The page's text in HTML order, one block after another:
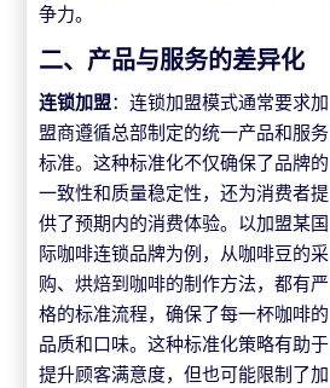
争力。
二、产品与服务的差异化
连锁加盟：连锁加盟模式通常要求加
盟商遵循总部制定的统一产品和服务
标准。这种标准化不仅确保了品牌的
一致性和质量稳定性，还为消费者提
供了预期内的消费体验。以加盟某国
际咖啡连锁品牌为例，从咖啡豆的采
购、烘焙到咖啡的制作方法，都有严
格的标准流程，确保了每一杯咖啡的
品质和口味。这种标准化策略有助于
提升顾客满意度，但也可能限制了加